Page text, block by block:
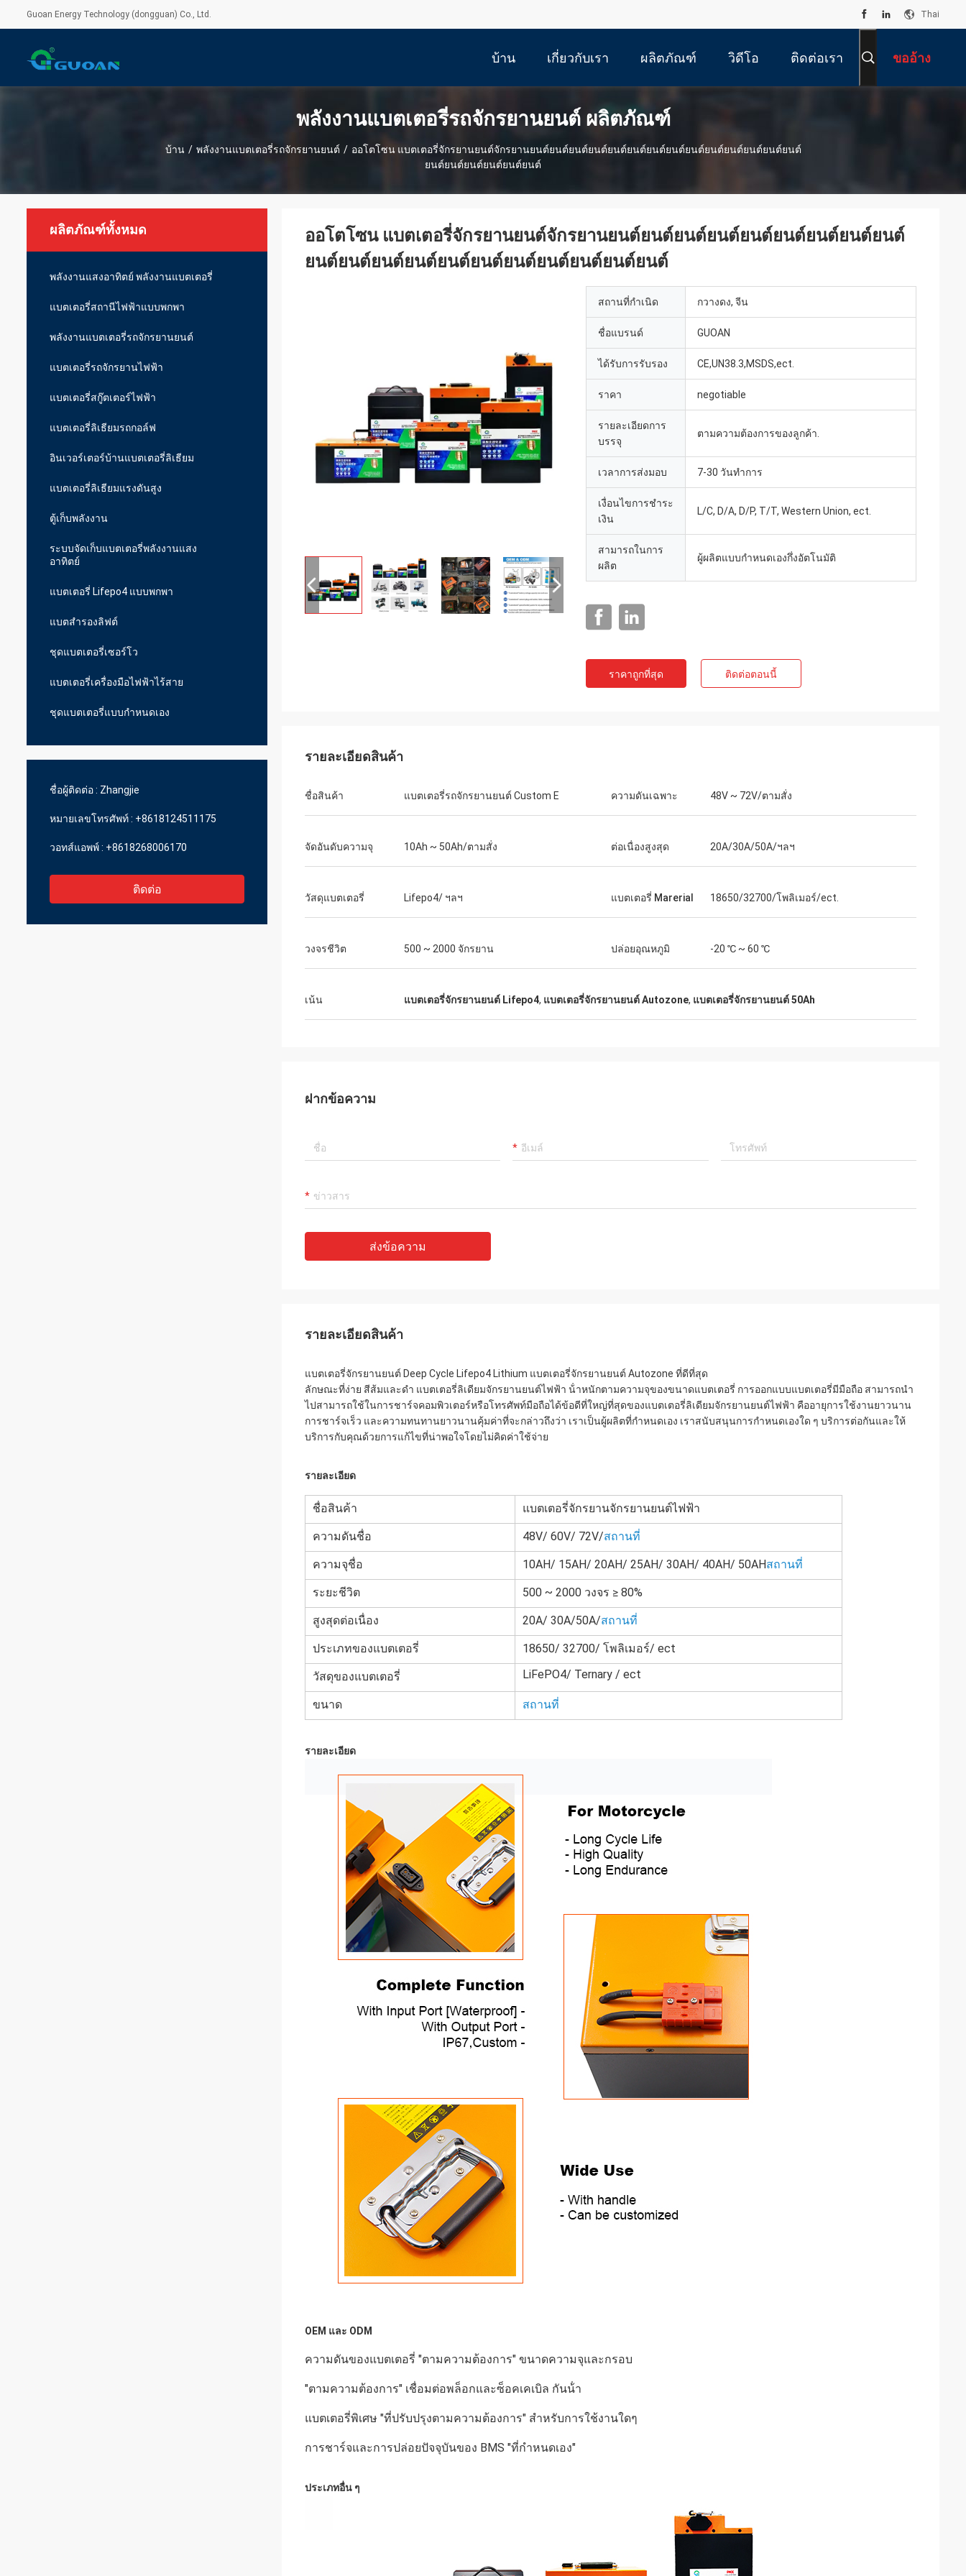
Guoan Energy Technology (dongguan) Co., Ltd. Thai
บ้าน เกี่ยวกับเรา ผลิตภัณฑ์ วิดีโอ ติดต่อเรา ขออ้าง
พลังงานแบตเตอรี่รถจักรยานยนต์ ผลิตภัณฑ์
บ้าน / พลังงานแบตเตอรี่รถจักรยานยนต์ / ออโตโซน แบตเตอรี่จักรยานยนต์จักรยานยนต์ยนต์ยนต์ยนต์ยนต์ยนต์ยนต์ยนต์ยนต์ยนต์ยนต์ยนต์ยนต์ยนต์
ยนต์ยนต์ยนต์ยนต์ยนต์ยนต์
ผลิตภัณฑ์ทั้งหมด
พลังงานแสงอาทิตย์ พลังงานแบตเตอรี่
แบตเตอรี่สถานีไฟฟ้าแบบพกพา
พลังงานแบตเตอรี่รถจักรยานยนต์
แบตเตอรี่รถจักรยานไฟฟ้า
แบตเตอรี่สกู๊ตเตอร์ไฟฟ้า
แบตเตอรี่ลิเธียมรถกอล์ฟ
อินเวอร์เตอร์บ้านแบตเตอรี่ลิเธียม
แบตเตอรี่ลิเธียมแรงดันสูง
ตู้เก็บพลังงาน
ระบบจัดเก็บแบตเตอรี่พลังงานแสง
อาทิตย์
แบตเตอรี่ Lifepo4 แบบพกพา
แบตสำรองลิฟต์
ชุดแบตเตอรี่เซอร์โว
แบตเตอรี่เครื่องมือไฟฟ้าไร้สาย
ชุดแบตเตอรี่แบบกำหนดเอง
ชื่อผู้ติดต่อ : Zhangjie
หมายเลขโทรศัพท์ : +8618124511175
วอทส์แอพพ์ : +8618268006170
ติดต่อ
ออโตโซน แบตเตอรี่จักรยานยนต์จักรยานยนต์ยนต์ยนต์ยนต์ยนต์ยนต์ยนต์ยนต์ยนต์
ยนต์ยนต์ยนต์ยนต์ยนต์ยนต์ยนต์ยนต์ยนต์ยนต์ยนต์
สถานที่กำเนิด กวางดง, จีน
ชื่อแบรนด์ GUOAN
ได้รับการรับรอง CE,UN38.3,MSDS,ect.
ราคา negotiable
รายละเอียดการ
บรรจุ
ตามความต้องการของลูกค้า.
เวลาการส่งมอบ 7-30 วันทำการ
เงื่อนไขการชำระ
เงิน
L/C, D/A, D/P, T/T, Western Union, ect.
สามารถในการ
ผลิต
ผู้ผลิตแบบกำหนดเองกึ่งอัตโนมัติ
ราคาถูกที่สุด ติดต่อตอนนี้
รายละเอียดสินค้า
ชื่อสินค้า แบตเตอรี่รถจักรยานยนต์ Custom E ความดันเฉพาะ 48V ~ 72V/ตามสั่ง
จัดอันดับความจุ 10Ah ~ 50Ah/ตามสั่ง ต่อเนื่องสูงสุด 20A/30A/50A/ฯลฯ
วัสดุแบตเตอรี่ Lifepo4/ ฯลฯ แบตเตอรี่ Marerial 18650/32700/โพลิเมอร์/ect.
วงจรชีวิต 500 ~ 2000 จักรยาน ปล่อยอุณหภูมิ -20 ℃ ~ 60 ℃
เน้น แบตเตอรี่จักรยานยนต์ Lifepo4, แบตเตอรี่จักรยานยนต์ Autozone, แบตเตอรี่จักรยานยนต์ 50Ah
ฝากข้อความ
ส่งข้อความ
รายละเอียดสินค้า
แบตเตอรี่จักรยานยนต์ Deep Cycle Lifepo4 Lithium แบตเตอรี่จักรยานยนต์ Autozone ที่ดีที่สุด
ลักษณะที่ง่าย สีส้มและดํา แบตเตอรี่ลิเดียมจักรยานยนต์ไฟฟ้า น้ําหนักตามความจุของขนาดแบตเตอรี่ การออกแบบแบตเตอรี่มีมือถือ สามารถนํา
ไปสามารถใช้ในการชาร์จคอมพิวเตอร์หรือโทรศัพท์มือถือได้ข้อดีที่ใหญ่ที่สุดของแบตเตอรี่ลิเดียมจักรยานยนต์ไฟฟ้า คืออายุการใช้งานยาวนาน
การชาร์จเร็ว และความทนทานยาวนานคุ้มค่าที่จะกล่าวถึงว่า เราเป็นผู้ผลิตที่กําหนดเอง เราสนับสนุนการกําหนดเองใด ๆ บริการต่อกันและให้
บริการกับคุณด้วยการแก้ไขที่น่าพอใจโดยไม่คิดค่าใช้จ่าย
รายละเอียด
ชื่อสินค้า แบตเตอรี่จักรยานจักรยานยนต์ไฟฟ้า
ความดันชื่อ 48V/ 60V/ 72V/สถานที่
ความจุชื่อ 10AH/ 15AH/ 20AH/ 25AH/ 30AH/ 40AH/ 50AHสถานที่
ระยะชีวิต 500 ~ 2000 วงจร ≥ 80%
สูงสุดต่อเนื่อง 20A/ 30A/50A/สถานที่
ประเภทของแบตเตอรี่ 18650/ 32700/ โพลิเมอร์/ ect
วัสดุของแบตเตอรี่ LiFePO4/ Ternary / ect
ขนาด สถานที่
รายละเอียด
OEM และ ODM
ความดันของแบตเตอรี่ "ตามความต้องการ" ขนาดความจุและกรอบ
"ตามความต้องการ" เชื่อมต่อพล็อกและซ็อคเคเบิล กันน้ํา
แบตเตอรี่พิเศษ "ที่ปรับปรุงตามความต้องการ" สําหรับการใช้งานใดๆ
การชาร์จและการปล่อยปัจจุบันของ BMS "ที่กําหนดเอง"
ประเภทอื่น ๆ